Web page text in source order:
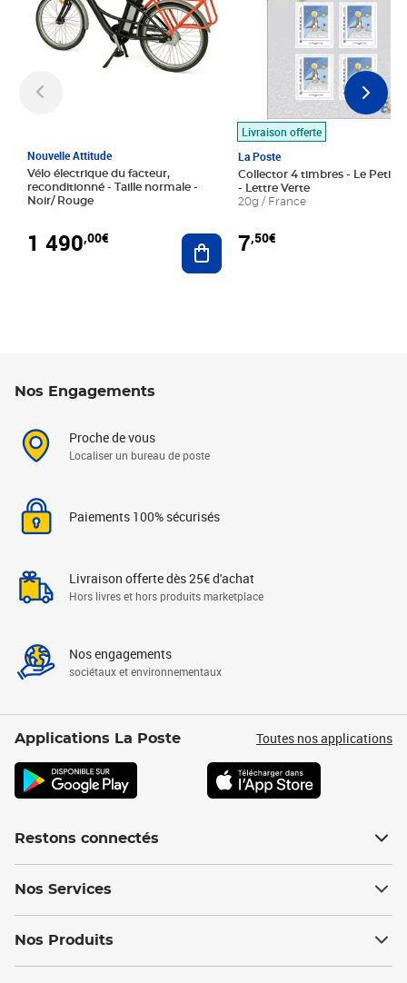
Nouvelle Attitude
Vélo électrique du facteur,
reconditionné - Taille normale -
Noir/ Rouge
1 490,00€ Ajouter au panier
Livraison offerte
La Poste
Collector 4 timbres - Le Petit
- Lettre Verte
20g / France
7,50€
Nos Engagements
Proche de vous
Localiser un bureau de poste
Paiements 100% sécurisés
Livraison offerte dès 25€ d'achat
Hors livres et hors produits marketplace
Nos engagements
sociétaux et environnementaux
Applications La Poste Toutes nos applications
Restons connectés
Nos Services
Nos Produits